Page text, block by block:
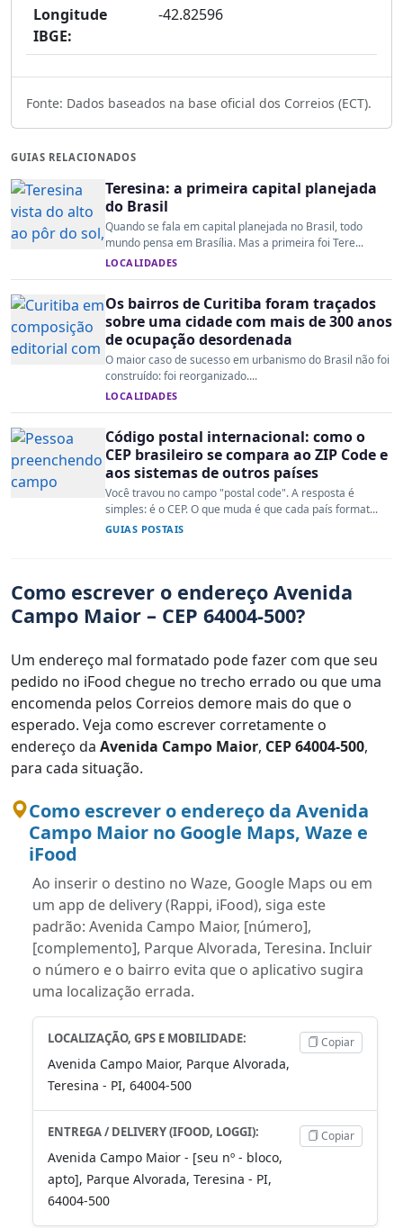
Longitude
IBGE:
-42.82596
Fonte: Dados baseados na base oficial dos Correios (ECT).
GUIAS RELACIONADOS
Teresina: a primeira capital planejada
do Brasil
Quando se fala em capital planejada no Brasil, todo
mundo pensa em Brasília. Mas a primeira foi Tere...
LOCALIDADES
Os bairros de Curitiba foram traçados
sobre uma cidade com mais de 300 anos
de ocupação desordenada
O maior caso de sucesso em urbanismo do Brasil não foi
construído: foi reorganizado....
LOCALIDADES
Código postal internacional: como o
CEP brasileiro se compara ao ZIP Code e
aos sistemas de outros países
Você travou no campo "postal code". A resposta é
simples: é o CEP. O que muda é que cada país format...
GUIAS POSTAIS
Como escrever o endereço Avenida
Campo Maior – CEP 64004-500?
Um endereço mal formatado pode fazer com que seu
pedido no iFood chegue no trecho errado ou que uma
encomenda pelos Correios demore mais do que o
esperado. Veja como escrever corretamente o
endereço da Avenida Campo Maior, CEP 64004-500,
para cada situação.
Como escrever o endereço da Avenida
Campo Maior no Google Maps, Waze e
iFood
Ao inserir o destino no Waze, Google Maps ou em
um app de delivery (Rappi, iFood), siga este
padrão: Avenida Campo Maior, [número],
[complemento], Parque Alvorada, Teresina. Incluir
o número e o bairro evita que o aplicativo sugira
uma localização errada.
LOCALIZAÇÃO, GPS E MOBILIDADE:
Avenida Campo Maior, Parque Alvorada,
Teresina - PI, 64004-500
Copiar
ENTREGA / DELIVERY (IFOOD, LOGGI):
Avenida Campo Maior - [seu nº - bloco,
apto], Parque Alvorada, Teresina - PI,
64004-500
Copiar